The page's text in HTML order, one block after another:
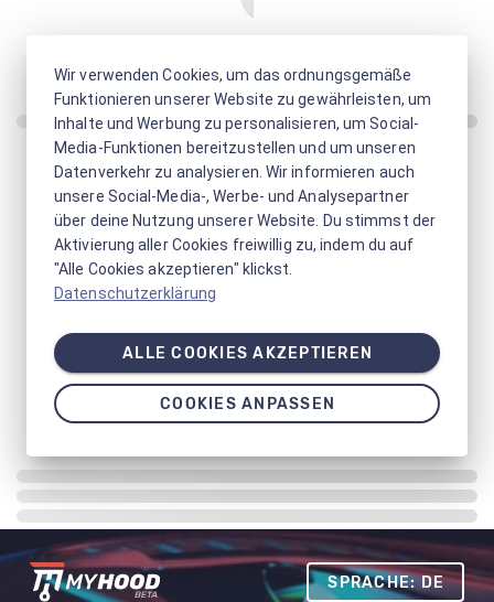
SPRACHE: DE
Wir verwenden Cookies, um das ordnungsgemäße
Funktionieren unserer Website zu gewährleisten, um
Inhalte und Werbung zu personalisieren, um Social-
Media-Funktionen bereitzustellen und um unseren
Datenverkehr zu analysieren. Wir informieren auch
unsere Social-Media-, Werbe- und Analysepartner
über deine Nutzung unserer Website. Du stimmst der
Aktivierung aller Cookies freiwillig zu, indem du auf
"Alle Cookies akzeptieren" klickst.
Datenschutzerklärung
ALLE COOKIES AKZEPTIEREN
COOKIES ANPASSEN